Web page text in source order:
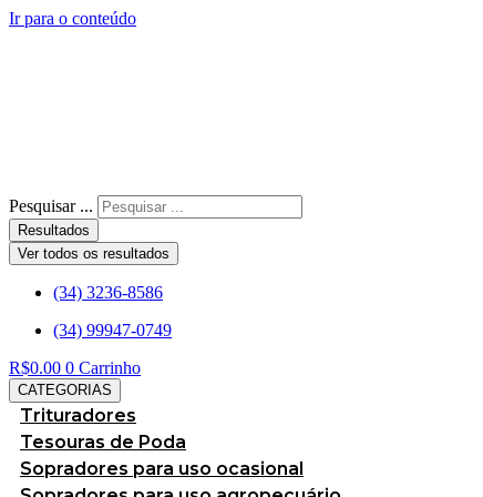
Ir para o conteúdo
Pesquisar ...
Resultados
Ver todos os resultados
(34) 3236-8586
(34) 99947-0749
R$0.00 0 Carrinho
CATEGORIAS
Trituradores
Tesouras de Poda
Sopradores para uso ocasional